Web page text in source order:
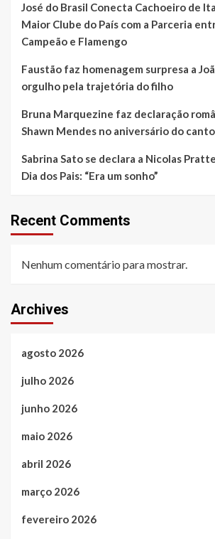
José do Brasil Conecta Cachoeiro de
Maior Clube do País com a Parceria
Campeão e Flamengo
Faustão faz homenagem surpresa a
orgulho pela trajetória do filho
Bruna Marquezine faz declaração
Shawn Mendes no aniversário do
Sabrina Sato se declara a Nicolas
Dia dos Pais: “Era um sonho”
Recent Comments
Nenhum comentário para mostrar.
Archives
agosto 2026
julho 2026
junho 2026
maio 2026
abril 2026
março 2026
fevereiro 2026